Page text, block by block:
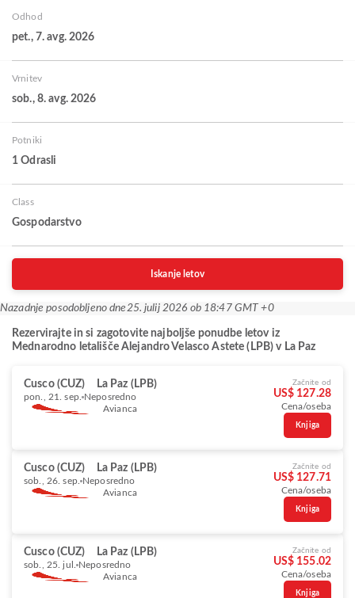
Odhod
pet., 7. avg. 2026
Vrnitev
sob., 8. avg. 2026
Potniki
1 Odrasli
Class
Gospodarstvo
Iskanje letov
Nazadnje posodobljeno dne25. julij 2026 ob 18:47 GMT +0
Rezervirajte in si zagotovite najboljše ponudbe letov iz
Mednarodno letališče Alejandro Velasco Astete (LPB) v La Paz
Cusco (CUZ) La Paz (LPB)
pon., 21. sep. Neposredno
Avianca
Začnite od
US$ 127.28
Cena/oseba
Knjiga
Cusco (CUZ) La Paz (LPB)
sob., 26. sep. Neposredno
Avianca
Začnite od
US$ 127.71
Cena/oseba
Knjiga
Cusco (CUZ) La Paz (LPB)
sob., 25. jul.
Neposredno
Avianca
Začnite od
US$ 155.02
Cena/oseba
Knjiga